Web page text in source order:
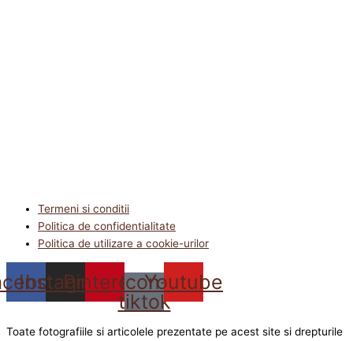
Termeni si conditii
Politica de confidentialitate
Politica de utilizare a cookie-urilor
Instagram
Pinterest
Icon-
tiktok
Youtube
Toate fotografiile si articolele prezentate pe acest site si drepturile